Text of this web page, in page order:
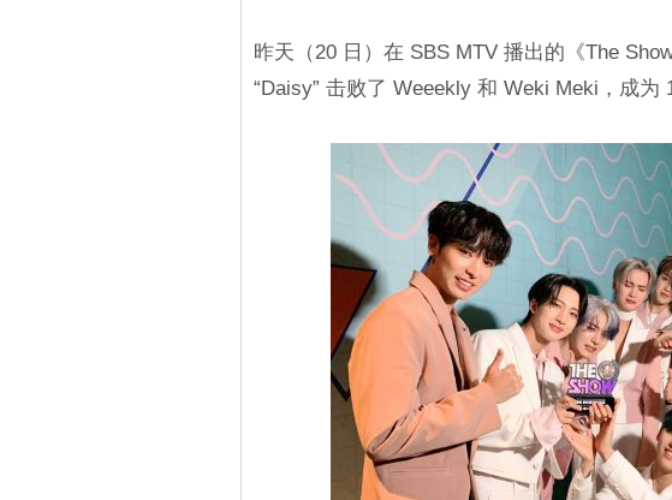
昨天（20 日）在 SBS MTV 播出的《The
“Daisy” 击败了 Weeekly 和 Weki Meki，成为